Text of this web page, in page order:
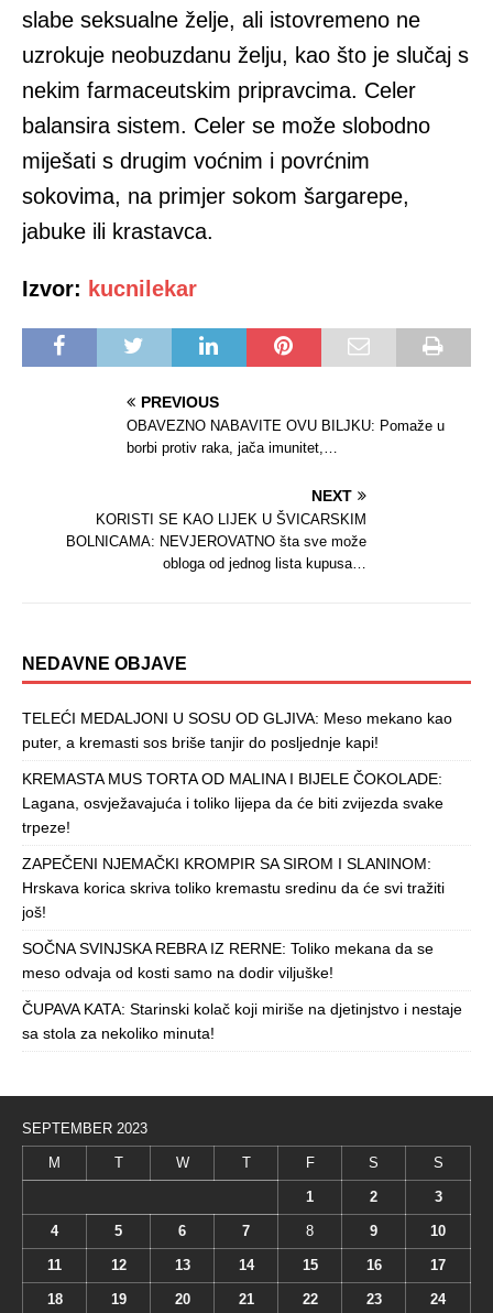
slabe seksualne želje, ali istovremeno ne
uzrokuje neobuzdanu želju, kao što je slučaj s
nekim farmaceutskim pripravcima. Celer
balansira sistem. Celer se može slobodno
miješati s drugim voćnim i povrćnim
sokovima, na primjer sokom šargarepe,
jabuke ili krastavca.
Izvor: kucnilekar
PREVIOUS
OBAVEZNO NABAVITE OVU BILJKU: Pomaže u
borbi protiv raka, jača imunitet,…
NEXT
KORISTI SE KAO LIJEK U ŠVICARSKIM
BOLNICAMA: NEVJEROVATNO šta sve može
obloga od jednog lista kupusa…
NEDAVNE OBJAVE
TELEĆI MEDALJONI U SOSU OD GLJIVA: Meso mekano kao
puter, a kremasti sos briše tanjir do posljednje kapi!
KREMASTA MUS TORTA OD MALINA I BIJELE ČOKOLADE:
Lagana, osvježavajuća i toliko lijepa da će biti zvijezda svake
trpeze!
ZAPEČENI NJEMAČKI KROMPIR SA SIROM I SLANINOM:
Hrskava korica skriva toliko kremastu sredinu da će svi tražiti
još!
SOČNA SVINJSKA REBRA IZ RERNE: Toliko mekana da se
meso odvaja od kosti samo na dodir viljuške!
ČUPAVA KATA: Starinski kolač koji miriše na djetinjstvo i nestaje
sa stola za nekoliko minuta!
SEPTEMBER 2023
M T W T F S S
1 2 3
4 5 6 7 8 9 10
11 12 13 14 15 16 17
18 19 20 21 22 23 24